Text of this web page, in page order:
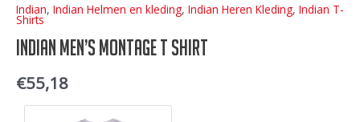
Indian, Indian Helmen en kleding, Indian Heren Kleding, Indian T-
Shirts
Indian Men’s montage t shirt
€55,18